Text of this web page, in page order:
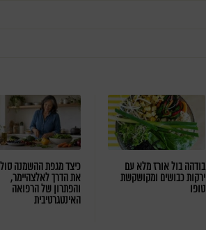
בודהה בול אורז מלא עם
ירקות כבושים ומקושקשת
טופו
כיצד מגפת ההשמנה
את הדרך לאלצהיימר,
והפתרון של הרפואה
האינטגרטיבית